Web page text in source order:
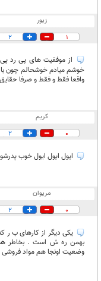
زیور
1
2
از موفقیت های پی رد
خوشم میادم خوشحالم چون با
واقعا فقط و فقط و صرفا
کریم
0
2
ایول ایول ایول خوب
مریوان
0
2
یکی دیگر از کارهای ب ر
بهمن ره ش است . بخاطر
وضعیت اونجا هم مواد فروشی